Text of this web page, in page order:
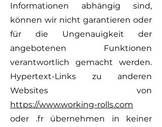
Informationen abhängig sind,
können wir nicht garantieren oder
für die Ungenauigkeit der
angebotenen Funktionen
verantwortlich gemacht werden.
Hypertext-Links zu anderen
Websites von
https://www.working-rolls.com
oder .fr übernehmen in keiner